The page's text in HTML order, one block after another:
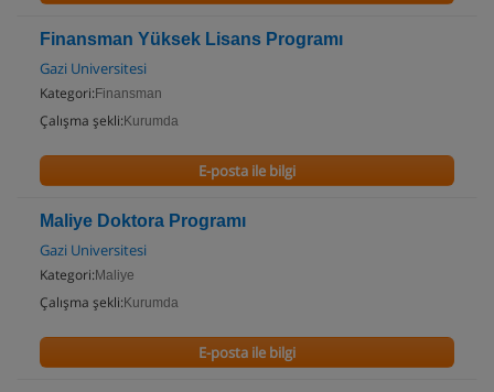
Finansman Yüksek Lisans Programı
Gazi Universitesi
Kategori: Finansman
Çalışma şekli: Kurumda
E-posta ile bilgi
Maliye Doktora Programı
Gazi Universitesi
Kategori: Maliye
Çalışma şekli: Kurumda
E-posta ile bilgi